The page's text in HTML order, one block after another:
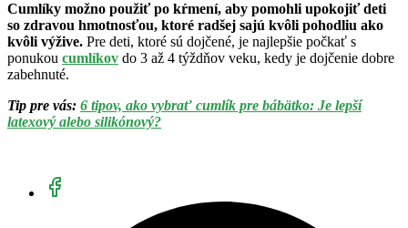
Cumlíky možno použiť po kŕmení, aby pomohli upokojiť deti
so zdravou hmotnosťou, ktoré radšej sajú kvôli pohodliu ako
kvôli výžive. Pre deti, ktoré sú dojčené, je najlepšie počkať s
ponukou cumlíkov do 3 až 4 týždňov veku, kedy je dojčenie dobre
zabehnuté.
Tip pre vás: 6 tipov, ako vybrať cumlík pre bábätko: Je lepší
latexový alebo silikónový?